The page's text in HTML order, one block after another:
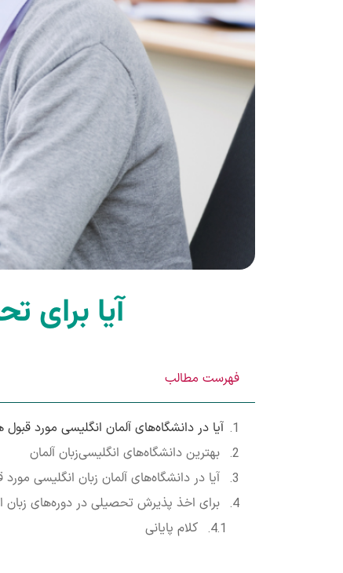
آیا برای
فهرست مطالب
آیا در دانشگاه‌های آلمان انگلیسی مورد
بهترین دانشگاه‌های انگلیسی‌زبان آلمان
آیا در دانشگاه‌های آلمان زبان انگلیسی
برای اخذ پذیرش تحصیلی در دوره‌های زبان
کلام پایانی